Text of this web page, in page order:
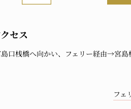
セス
島口桟橋へ向かい、フェリー経由→宮
フェ